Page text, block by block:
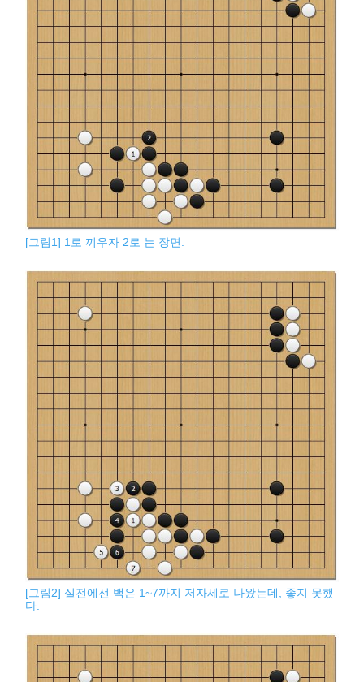
[그림1] 1로 끼우자 2로 는 장면.
[그림2] 실전에선 백은 1~7까지 저자세로 나왔는데, 좋지 못했
다.